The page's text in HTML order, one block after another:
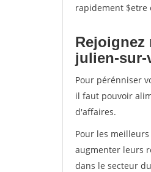
rapidement $etre
Rejoignez
julien-sur-
Pour pérénniser
il faut pouvoir
d'affaires.
Pour les
augmenter leurs
dans le secteur